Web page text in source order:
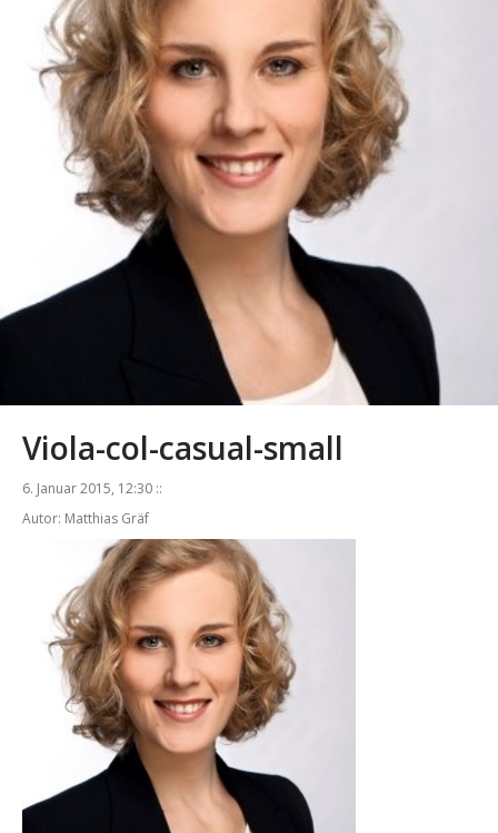
Viola-col-casual-small
6. Januar 2015, 12:30 ::
Autor: Matthias Gräf